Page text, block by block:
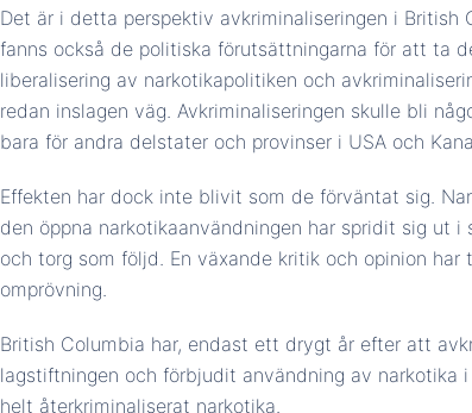
Det är i detta perspektiv avkriminaliseringen i British
fanns också de politiska förutsättningarna för att ta
liberalisering av narkotikapolitiken och
redan inslagen väg. Avkriminaliseringen skulle bli
bara för andra delstater och provinser i USA och
Effekten har dock inte blivit som de förväntat sig.
den öppna narkotikaanvändningen har spridit sig ut
och torg som följd. En växande kritik och opinion
omprövning.
British Columbia har, endast ett drygt år efter att
lagstiftningen och förbjudit användning av narkotika
helt återkriminaliserat narkotika.